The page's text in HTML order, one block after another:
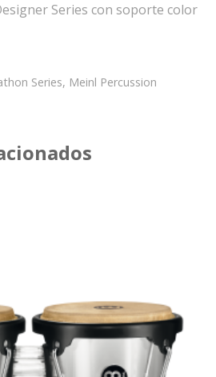
Series con soporte color
Series, Meinl Percussion